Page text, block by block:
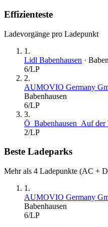
Effizienteste
Ladevorgänge pro Ladepunkt
1 .
Lidl Babenhausen ·
6/LP
2.
AUMOVIO Germany
Babenhausen
6/LP
3.
Ö_Babenhausen_Auf der
2/LP
Beste Ladeparks
Mehr als 4 Ladepunkte (AC +
1 .
AUMOVIO Germany
Babenhausen
6/LP